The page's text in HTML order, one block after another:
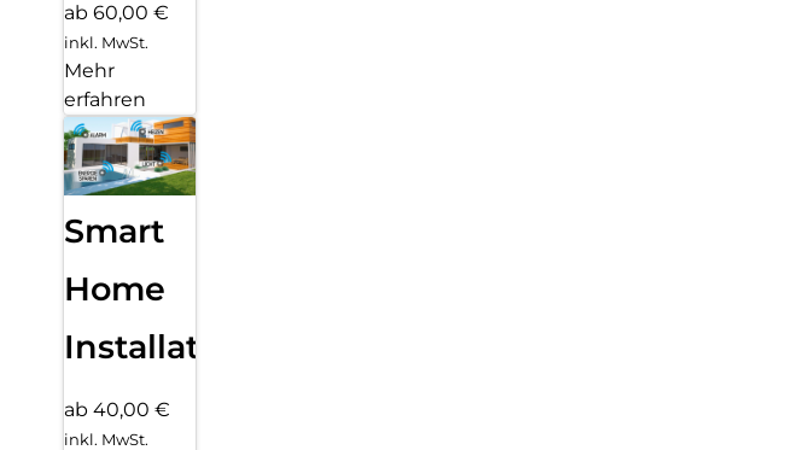
ab 60,00 €
inkl. MwSt.
Mehr
erfahren
Smart
Home
Installation
ab 40,00 €
inkl. MwSt.